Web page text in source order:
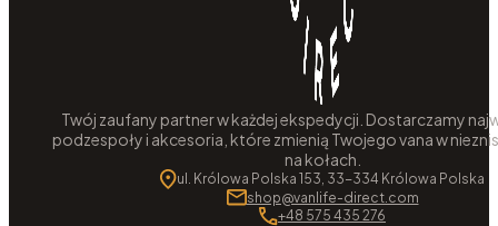
Twój zaufany partner w każdej ekspedycji. Dostarczamy
podzespoły i akcesoria, które zmienią Twojego vana w
na kołach.
ul. Królowa Polska 153, 33-334 Królowa Polska
shop@vanlife-direct.com
+48 575 435 276